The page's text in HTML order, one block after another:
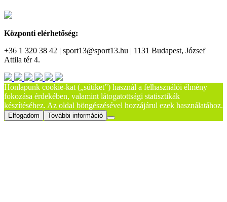
Központi elérhetőség:
+36 1 320 38 42 | sport13@sport13.hu | 1131 Budapest, József
Attila tér 4.
Honlapunk cookie-kat („sütiket”) használ a felhasználói élmény
fokozása érdekében, valamint látogatottsági statisztikák
készítéséhez. Az oldal böngészésével hozzájárul ezek használatához.
Elfogadom További információ